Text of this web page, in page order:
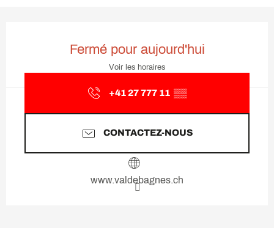
Fermé pour aujourd'hui
Voir les horaires
+41 27 777 11 ▒▒
CONTACTEZ-NOUS
www.valdebagnes.ch